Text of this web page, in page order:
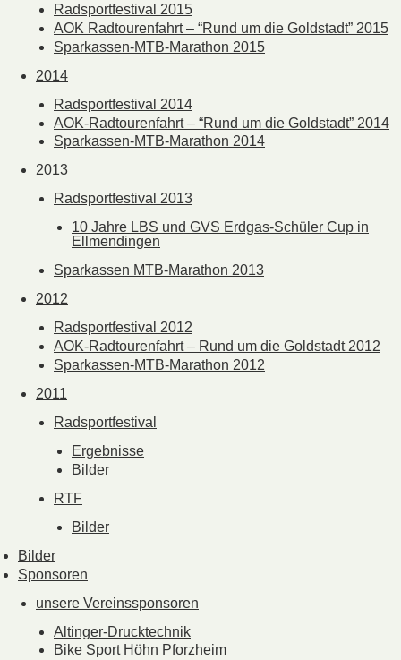
Radsportfestival 2015
AOK Radtourenfahrt – “Rund um die Goldstadt” 2015
Sparkassen-MTB-Marathon 2015
2014
Radsportfestival 2014
AOK-Radtourenfahrt – “Rund um die Goldstadt” 2014
Sparkassen-MTB-Marathon 2014
2013
Radsportfestival 2013
10 Jahre LBS und GVS Erdgas-Schüler Cup in
Ellmendingen
Sparkassen MTB-Marathon 2013
2012
Radsportfestival 2012
AOK-Radtourenfahrt – Rund um die Goldstadt 2012
Sparkassen-MTB-Marathon 2012
2011
Radsportfestival
Ergebnisse
Bilder
RTF
Bilder
Bilder
Sponsoren
unsere Vereinssponsoren
Altinger-Drucktechnik
Bike Sport Höhn Pforzheim